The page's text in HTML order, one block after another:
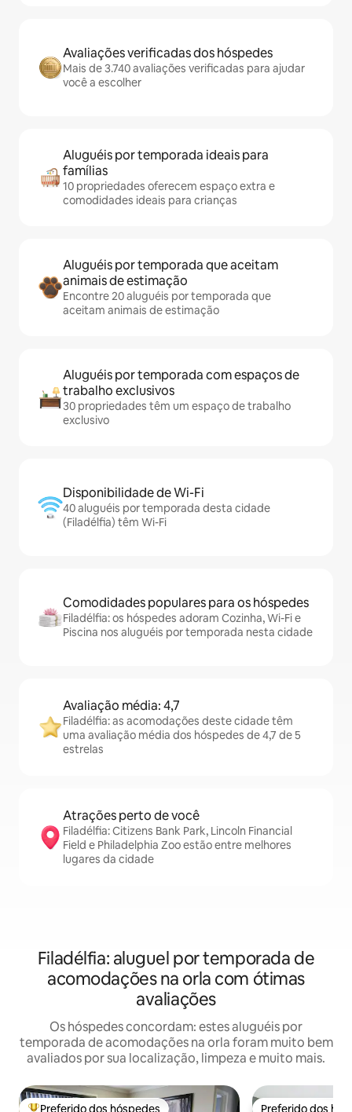
Avaliações verificadas dos hóspedes
Mais de 3.740 avaliações verificadas para ajudar
você a escolher
Aluguéis por temporada ideais para
famílias
10 propriedades oferecem espaço extra e
comodidades ideais para crianças
Aluguéis por temporada que aceitam
animais de estimação
Encontre 20 aluguéis por temporada que
aceitam animais de estimação
Aluguéis por temporada com espaços de
trabalho exclusivos
30 propriedades têm um espaço de trabalho
exclusivo
Disponibilidade de Wi-Fi
40 aluguéis por temporada desta cidade
(Filadélfia) têm Wi-Fi
Comodidades populares para os hóspedes
Filadélfia: os hóspedes adoram Cozinha, Wi-Fi e
Piscina nos aluguéis por temporada nesta cidade
Avaliação média: 4,7
Filadélfia: as acomodações deste cidade têm
uma avaliação média dos hóspedes de 4,7 de 5
estrelas
Atrações perto de você
Filadélfia: Citizens Bank Park, Lincoln Financial
Field e Philadelphia Zoo estão entre melhores
lugares da cidade
Filadélfia: aluguel por temporada de
acomodações na orla com ótimas
avaliações
Os hóspedes concordam: estes aluguéis por
temporada de acomodações na orla foram muito bem
avaliados por sua localização, limpeza e muito mais.
Preferido dos hóspedes Preferido dos